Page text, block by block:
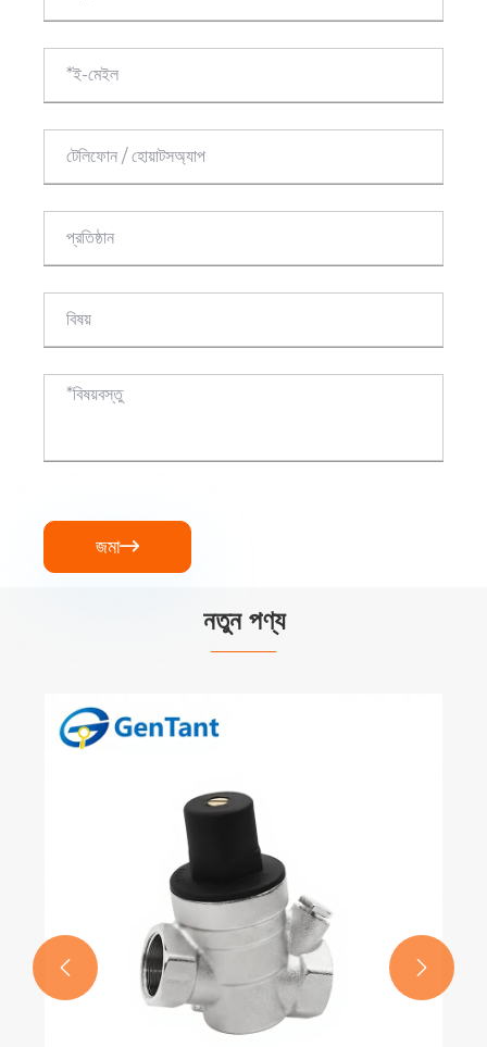
জমা
নতুন পণ্য
 